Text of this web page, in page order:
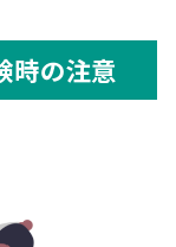
時の注意